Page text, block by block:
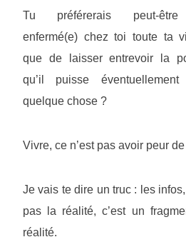
Tu préférerais peut-
enfermé(e) chez toi toute ta
que de laisser entrevoir la
qu’il puisse éventuellement
quelque chose ?
Vivre, ce n’est pas avoir peur
Je vais te dire un truc : les infos,
pas la réalité, c’est un
réalité.